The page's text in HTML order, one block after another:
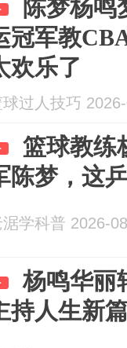
陈梦杨鸣
冠军教
欢乐了
球过人技巧
篮球教练
陈梦，这
涺学科普 2026-
杨鸣华丽
持人生新